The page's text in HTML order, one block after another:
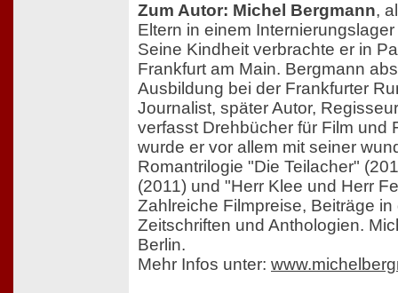
Zum Autor: Michel Bergmann,
Eltern in einem
Seine Kindheit verbrachte er in
Frankfurt am Main. Bergmann
Ausbildung bei der Frankfurter
Journalist, später Autor,
verfasst Drehbücher für Film und
wurde er vor allem mit seiner
Romantrilogie "Die Teilacher"
(2011) und "Herr Klee und Herr
Zahlreiche Filmpreise, Beiträge
Zeitschriften und Anthologien.
Berlin.
Mehr Infos unter: